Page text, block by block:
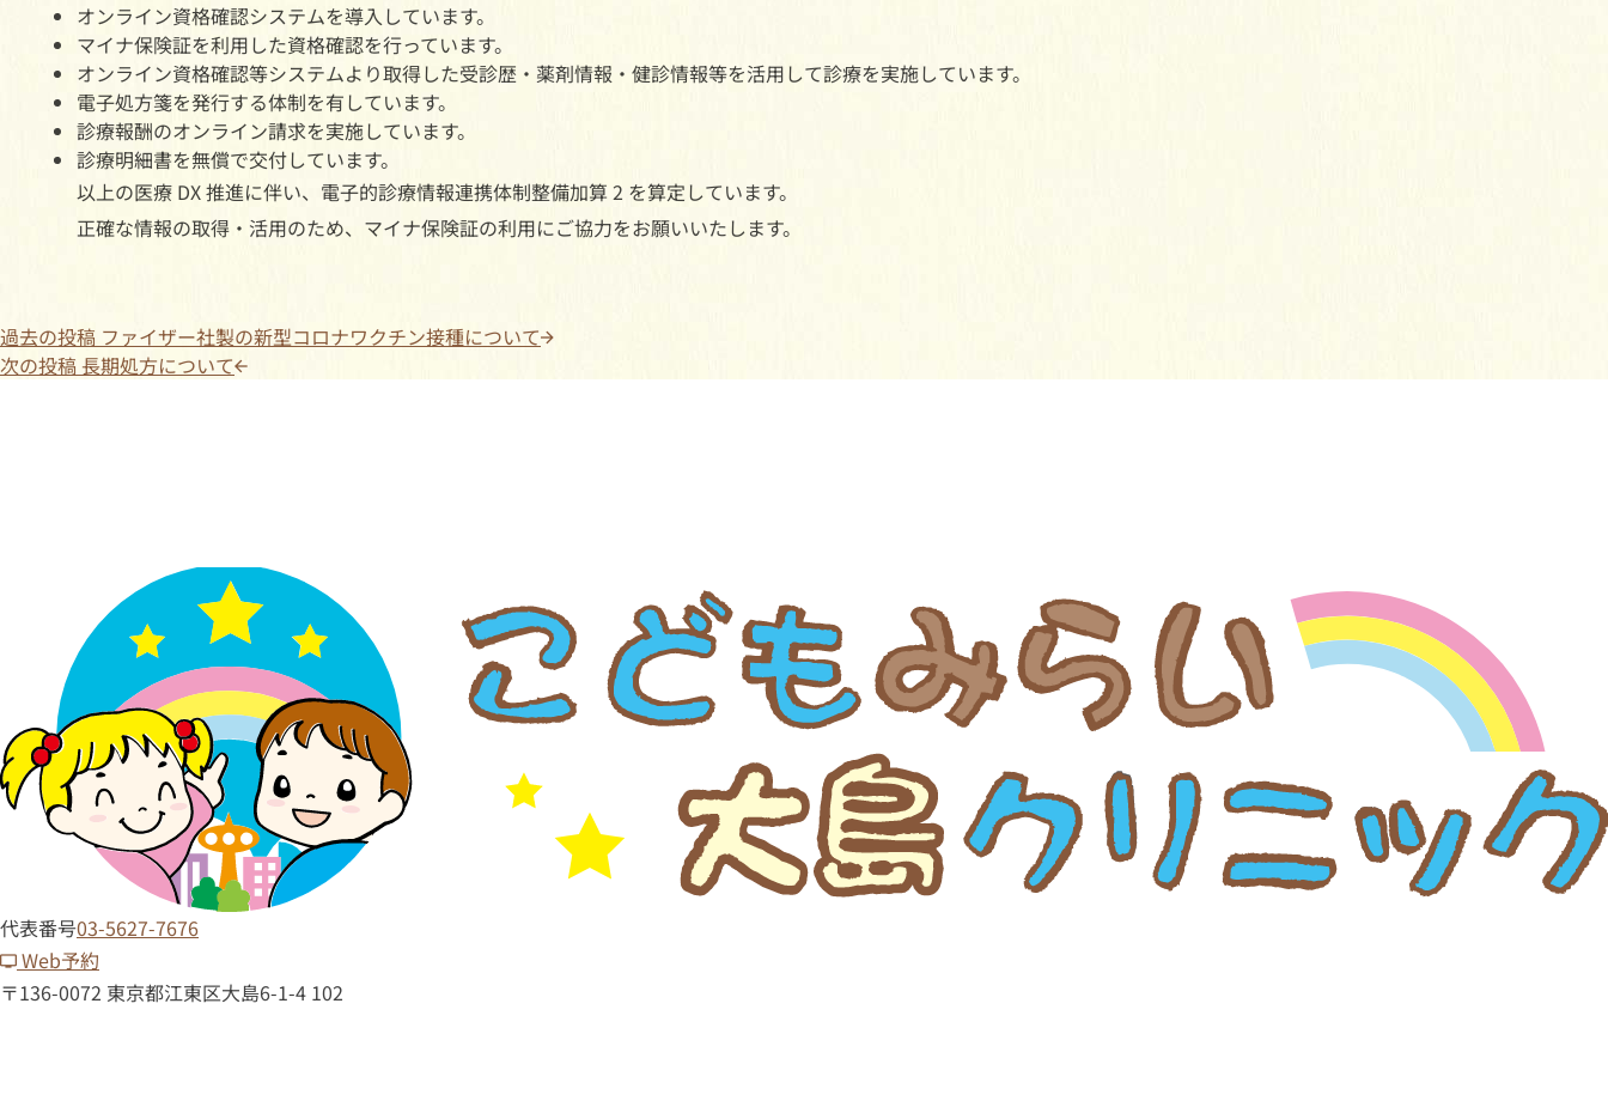
オンライン資格確認システムを導入しています。
マイナ保険証を利用した資格確認を行っています。
オンライン資格確認等システムより取得した受診歴・薬剤情報・健診情報等を活用して診療を実施しています。
電子処方箋を発行する体制を有しています。
診療報酬のオンライン請求を実施しています。
診療明細書を無償で交付しています。
以上の医療 DX 推進に伴い、電子的診療情報連携体制整備加算 2 を算定しています。
正確な情報の取得・活用のため、マイナ保険証の利用にご協力をお願いいたします。
過去の投稿 ファイザー社製の新型コロナワクチン接種について
次の投稿 長期処方について
代表番号03-5627-7676
Web予約
〒136-0072 東京都江東区大島6-1-4 102